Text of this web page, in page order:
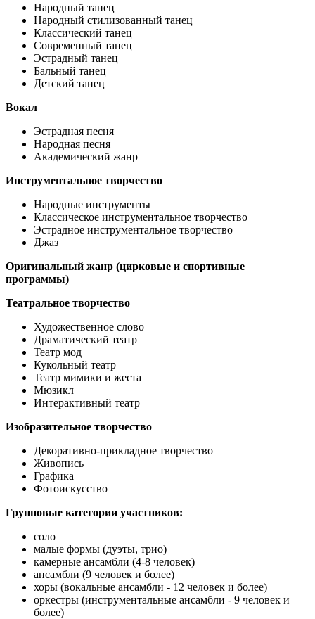
Народный танец
Народный стилизованный танец
Классический танец
Современный танец
Эстрадный танец
Бальный танец
Детский танец
Вокал
Эстрадная песня
Народная песня
Академический жанр
Инструментальное творчество
Народные инструменты
Классическое инструментальное творчество
Эстрадное инструментальное творчество
Джаз
Оригинальный жанр (цирковые и спортивные
программы)
Театральное творчество
Художественное слово
Драматический театр
Театр мод
Кукольный театр
Театр мимики и жеста
Мюзикл
Интерактивный театр
Изобразительное творчество
Декоративно-прикладное творчество
Живопись
Графика
Фотоискусство
Групповые категории участников:
соло
малые формы (дуэты, трио)
камерные ансамбли (4-8 человек)
ансамбли (9 человек и более)
хоры (вокальные ансамбли - 12 человек и более)
оркестры (инструментальные ансамбли - 9 человек и
более)